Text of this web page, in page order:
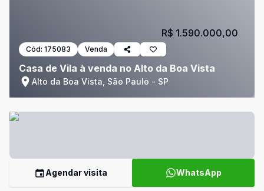
Cód: 175083 Venda
Casa de Vila à venda no Alto da Boa Vista
Alto da Boa Vista, São Paulo - SP
R$ 1.590.000,00
Agendar visita WhatsApp